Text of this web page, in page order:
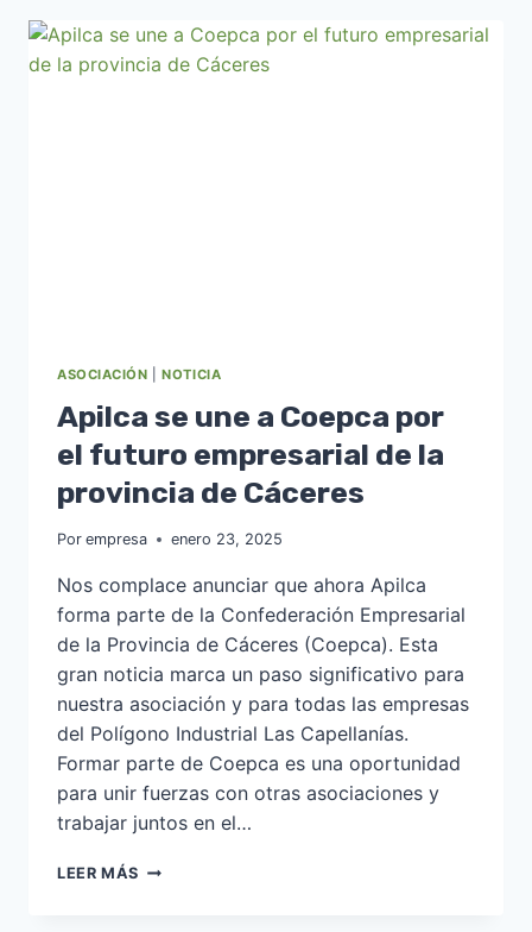
PRESIDENTE
DE
ASOCIACIÓN |NOTICIA
Apilca se une a Coepca por
el futuro empresarial de la
provincia de Cáceres
Por empresa enero 23, 2025
Nos complace anunciar que ahora Apilca
forma parte de la Confederación Empresarial
de la Provincia de Cáceres (Coepca). Esta
gran noticia marca un paso significativo para
nuestra asociación y para todas las empresas
del Polígono Industrial Las Capellanías.
Formar parte de Coepca es una oportunidad
para unir fuerzas con otras asociaciones y
trabajar juntos en el…
LEER MÁS APILCA